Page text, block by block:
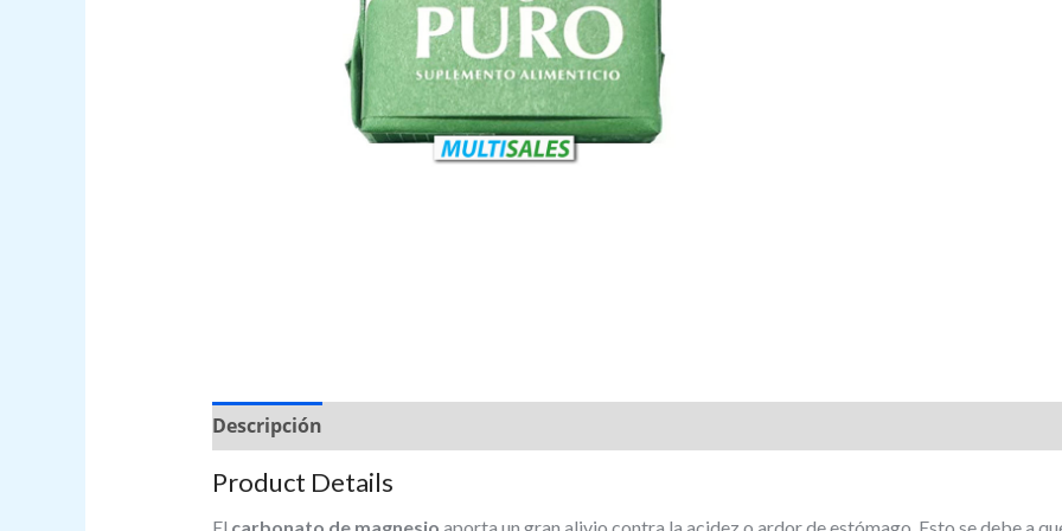
Descripción
Product Details